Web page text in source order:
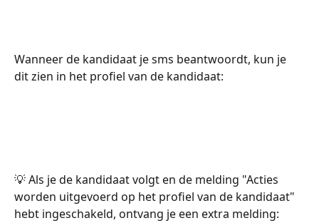
Wanneer de kandidaat je sms beantwoordt, kun je
dit zien in het profiel van de kandidaat:
💡 Als je de kandidaat volgt en de melding "Acties
worden uitgevoerd op het profiel van de kandidaat"
hebt ingeschakeld, ontvang je een extra melding: